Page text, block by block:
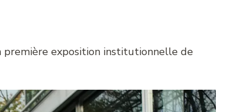
première exposition institutionnelle de